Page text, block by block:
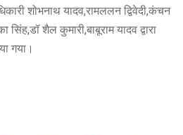
शोभनाथ यादव,रामललन द्विवेदी,कंचन
सिंह,डॉ शैल कुमारी,बाबूराम यादव द्वारा
गया।